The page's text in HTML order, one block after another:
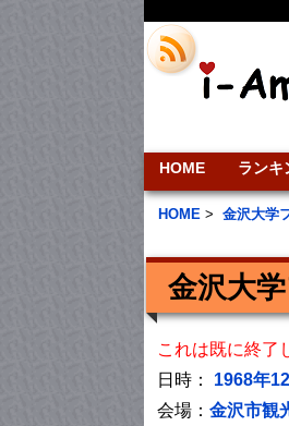
HOME ランキ
HOME > 金沢大学
金沢大
これは既に終了
日時： 1968年
会場： 金沢市観